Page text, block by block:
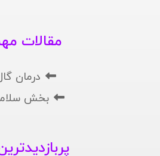
مقالات
درمان
بخش